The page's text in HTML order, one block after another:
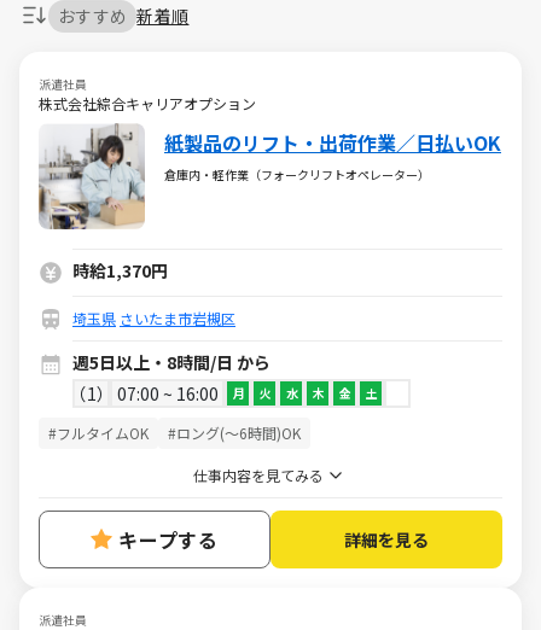
おすすめ 新着順
派遣社員
株式会社綜合キャリアオプション
紙製品のリフト・出荷作業／日払いOK
倉庫内・軽作業（フォークリフトオペレーター）
時給1,370円
埼玉県 さいたま市岩槻区
週5日以上・8時間/日 から
1
07:00 ~ 16:00 月 火 水 木 金 土
#フルタイムOK #ロング(～6時間)OK
仕事内容を見てみる
キープする 詳細を見る
派遣社員